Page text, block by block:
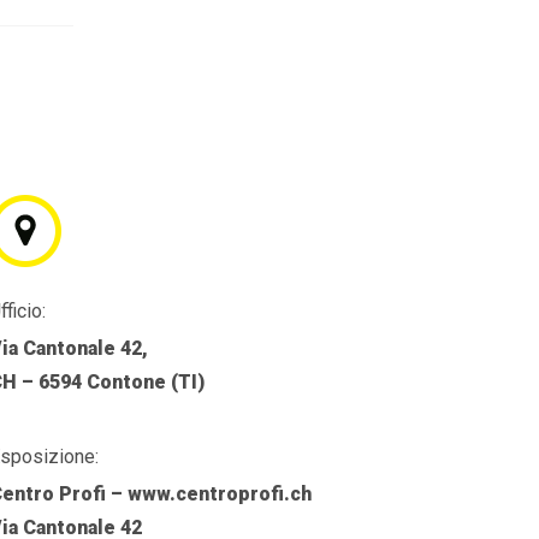
Cantonale 42,
– 6594 Contone (TI)
Profi – www.centroprofi.ch
Cantonale 42